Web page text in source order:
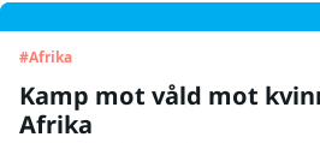
#Afrika
Kamp mot våld mot
Afrika